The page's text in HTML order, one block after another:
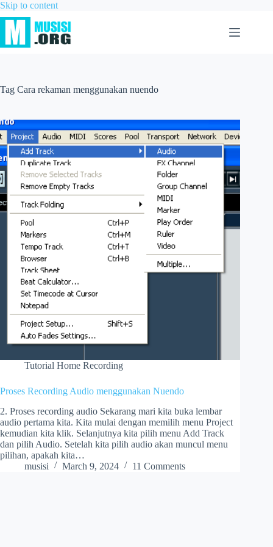
Skip to content
Tag Cara rekaman menggunakan nuendo
Tutorial Home Recording
Proses Recording Audio menggunakan Nuendo
2. Proses recording audio Sekarang mari kita buka lembar
audio pertama kita. Kita mulai dengan memilih menu Project
kemudian kita klik. Selanjutnya kita pilih menu Add Track
dan pilih Audio. Setelah kita pilih audio akan muncul menu
pilihan, apakah kita…
musisi
March 9, 2024 11 Comments